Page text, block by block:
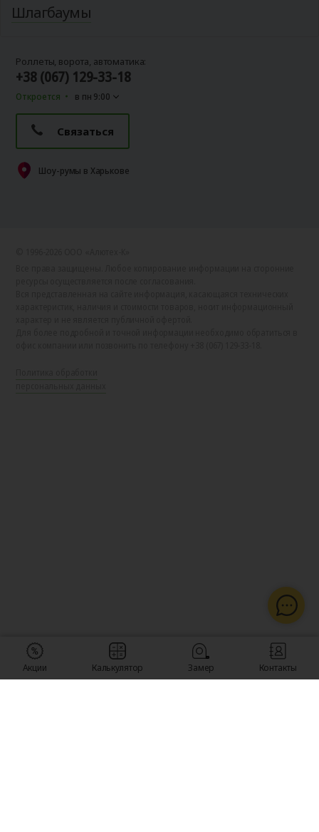
Шлагбаумы
Роллеты, ворота, автоматика:
+38 (067) 129-33-18
Откроется в пн 9:00
Связаться
Шоу-румы в Харькове
Акции Калькулятор Замер Контакты